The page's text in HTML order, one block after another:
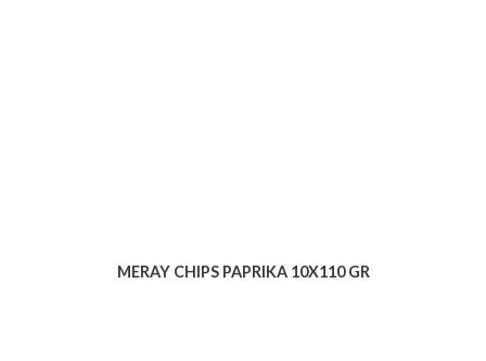
MERAY CHIPS PAPRIKA 10X110 GR